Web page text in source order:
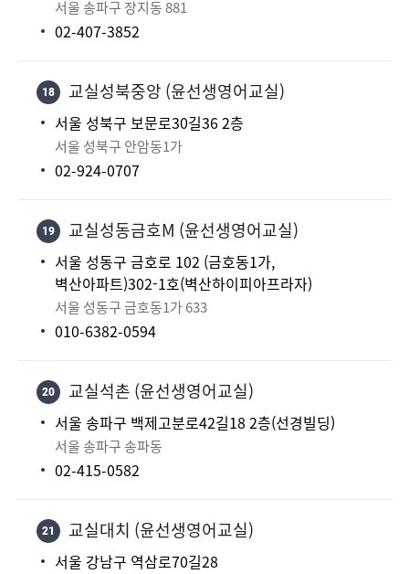
서울 송파구 장지동 881
02-407-3852
18 교실성북중앙 (윤선생영어교실)
서울 성북구 보문로30길36 2층
서울 성북구 안암동1가
02-924-0707
19 교실성동금호M (윤선생영어교실)
서울 성동구 금호로 102 (금호동1가,
벽산아파트)302-1호(벽산하이피아프라자)
서울 성동구 금호동1가 633
010-6382-0594
20 교실석촌 (윤선생영어교실)
서울 송파구 백제고분로42길18 2층(선경빌딩)
서울 송파구 송파동
02-415-0582
21 교실대치 (윤선생영어교실)
서울 강남구 역삼로70길28